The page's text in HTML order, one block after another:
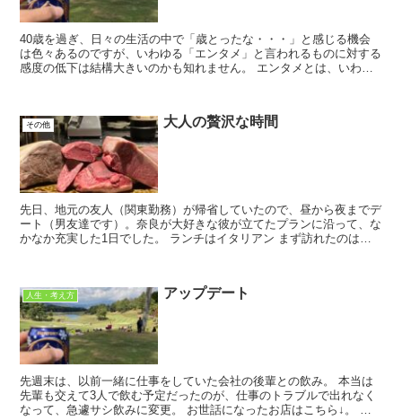
40歳を過ぎ、日々の生活の中で「歳とったな・・・」と感じる機会
は色々あるのですが、いわゆる「エンタメ」と言われるものに対する
感度の低下は結構大きいのかも知れません。 エンタメとは、いわゆ
その他 大人の贅沢な時間
先日、地元の友人（関東勤務）が帰省していたので、昼から夜までデ
ート（男友達です）。奈良が大好きな彼が立てたプランに沿って、な
かなか充実した1日でした。 ランチはイタリアン まず訪れたのは、
人生・考え方 アップデート
先週末は、以前一緒に仕事をしていた会社の後輩との飲み。 本当は
先輩も交えて3人で飲む予定だったのが、仕事のトラブルで出れなく
なって、急遽サシ飲みに変更。 お世話になったお店はこちら↓。 伊